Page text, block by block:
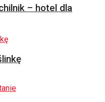
– hotel dla